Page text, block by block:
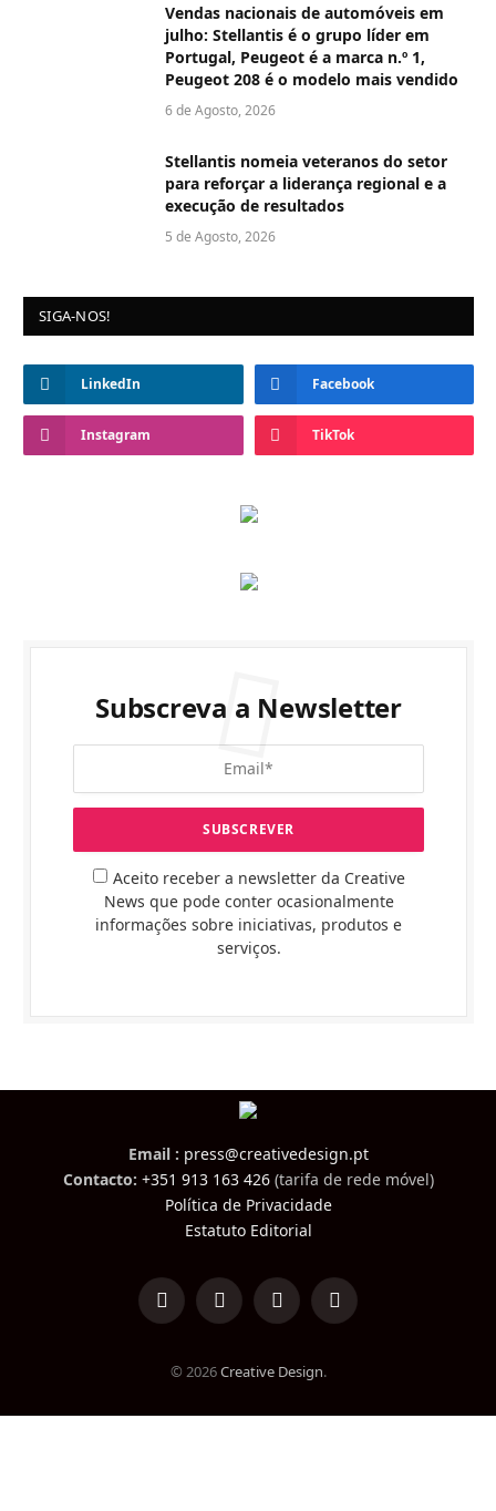
Vendas nacionais de automóveis em
julho: Stellantis é o grupo líder em
Portugal, Peugeot é a marca n.º 1,
Peugeot 208 é o modelo mais vendido
6 de Agosto, 2026
Stellantis nomeia veteranos do setor
para reforçar a liderança regional e a
execução de resultados
5 de Agosto, 2026
SIGA-NOS!
LinkedIn Facebook
Instagram TikTok
Subscreva a Newsletter
Aceito receber a newsletter da Creative
News que pode conter ocasionalmente
informações sobre iniciativas, produtos e
serviços.
Email : press@creativedesign.pt
Contacto: +351 913 163 426(tarifa de rede móvel)
Política de Privacidade
Estatuto Editorial
LinkedInFacebookInstagramTikTok
© 2026Creative Design.